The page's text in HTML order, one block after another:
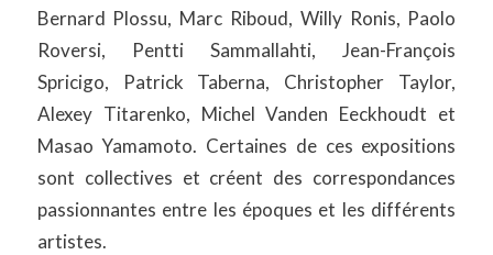
Bernard Plossu, Marc Riboud, Willy Ronis, Paolo
Roversi, Pentti Sammallahti, Jean-François
Spricigo, Patrick Taberna, Christopher Taylor,
Alexey Titarenko, Michel Vanden Eeckhoudt et
Masao Yamamoto. Certaines de ces expositions
sont collectives et créent des correspondances
passionnantes entre les époques et les différents
artistes.